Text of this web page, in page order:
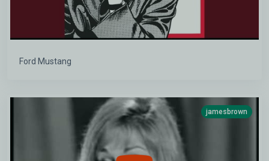
Ford Mustang
jamesbrown